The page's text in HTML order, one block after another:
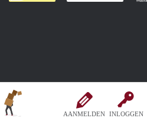
AANMELDEN INLOGGEN